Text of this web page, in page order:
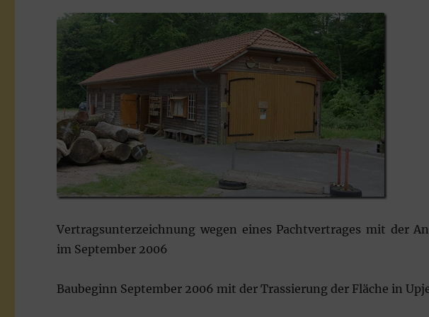
Vertragsunterzeichnung wegen eines Pachtvertrages mit der
im September 2006
Baubeginn September 2006 mit der Trassierung der Fläche in